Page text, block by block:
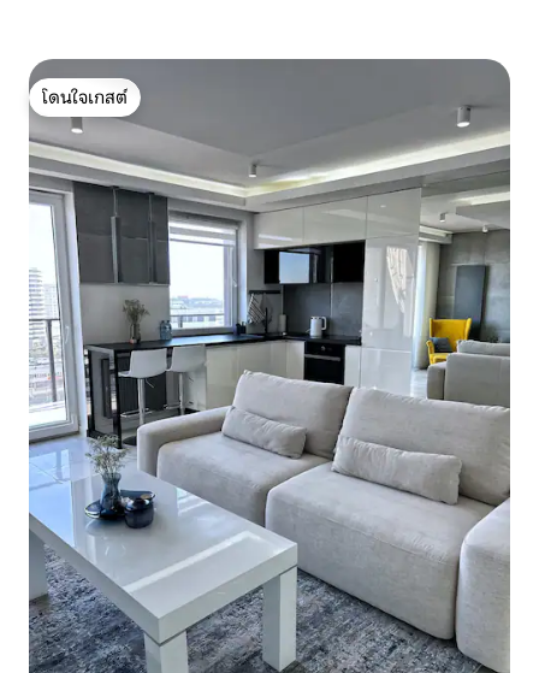
โดนใจเกสต์
โดนใจเกสต์